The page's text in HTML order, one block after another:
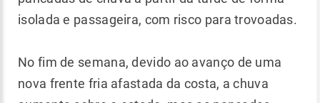
isolada e passageira, com risco para trovoadas.
No fim de semana, devido ao avanço de uma
nova frente fria afastada da costa, a chuva